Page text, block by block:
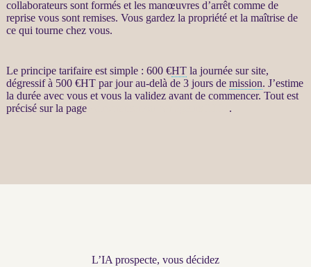
collaborateurs sont formés et les manœuvres d’arrêt comme de
reprise vous sont remises. Vous gardez la propriété et la maîtrise de
ce qui tourne chez vous.
Le principe tarifaire est simple : 600 €HTla journée sur site,
dégressif à 500 €HTpar jour au-delà de 3 jours de mission. J’estime
la durée avec vous et vous la validez avant de commencer. Tout est
précisé sur la page
.
L’IA prospecte, vous décidez